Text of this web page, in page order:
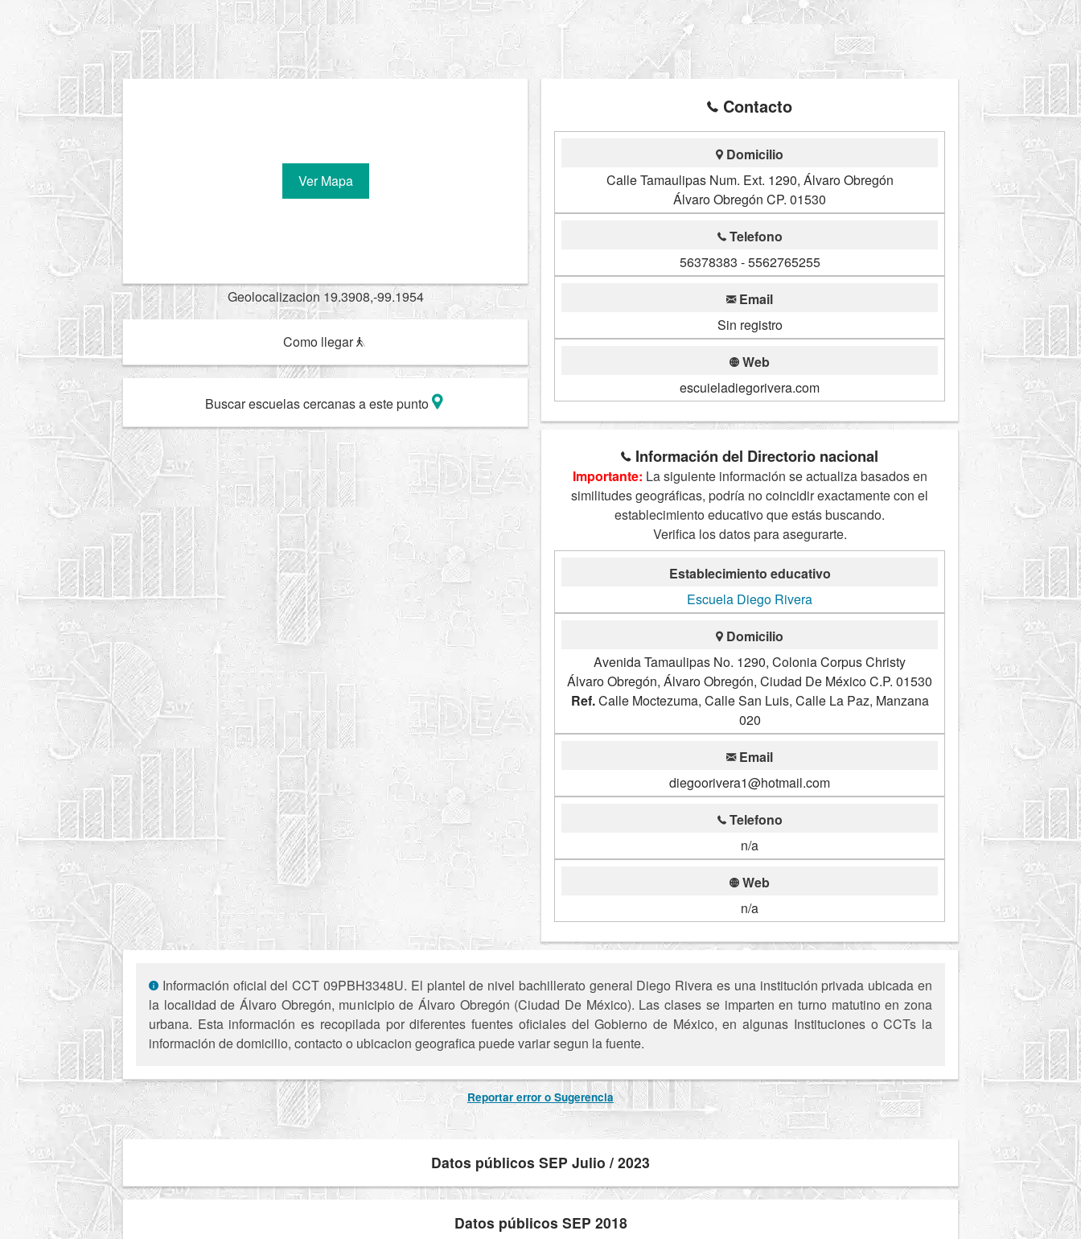
Ver Mapa
Geolocalizacion 19.3908,-99.1954
Como llegar
Buscar escuelas cercanas a este punto
Contacto
Domicilio
Calle Tamaulipas Num. Ext. 1290, Álvaro Obregón
Álvaro Obregón CP. 01530
Telefono
56378383 - 5562765255
Email
Sin registro
Web
escuieladiegorivera.com
Información del Directorio nacional
Importante: La siguiente información se actualiza basados en
similitudes geográficas, podría no coincidir exactamente con el
establecimiento educativo que estás buscando.
Verifica los datos para asegurarte.
Establecimiento educativo
Escuela Diego Rivera
Domicilio
Avenida Tamaulipas No. 1290, Colonia Corpus Christy
Álvaro Obregón, Álvaro Obregón, Ciudad De México C.P. 01530
Ref.Calle Moctezuma, Calle San Luis, Calle La Paz, Manzana
020
Email
diegoorivera1@hotmail.com
Telefono
n/a
Web
n/a
Información oficial del CCT 09PBH3348U. El plantel de nivel bachillerato general Diego Rivera es una institución privada ubicada en
la localidad de Álvaro Obregón, municipio de Álvaro Obregón (Ciudad De México). Las clases se imparten en turno matutino en zona
urbana. Esta información es recopilada por diferentes fuentes oficiales del Gobierno de México, en algunas Instituciones o CCTs la
información de domicilio, contacto o ubicacion geografica puede variar segun la fuente.
Reportar error o Sugerencia
Datos públicos SEP Julio / 2023
Datos públicos SEP 2018